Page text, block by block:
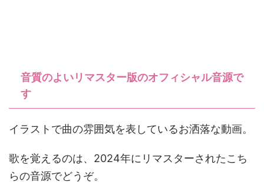
音質のよいリマスター版のオフィシャル音源で
す
イラストで曲の雰囲気を表しているお洒落な動画。
歌を覚えるのは、2024年にリマスターされたこち
らの音源でどうぞ。